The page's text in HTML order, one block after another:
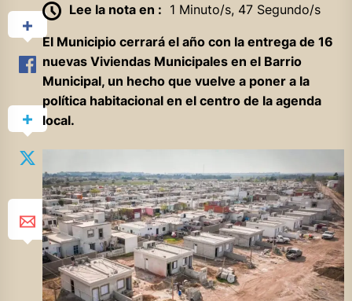
Lee la nota en : 1 Minuto/s, 47 Segundo/s
El Municipio cerrará el año con la entrega de 16
nuevas Viviendas Municipales en el Barrio
Municipal, un hecho que vuelve a poner a la
política habitacional en el centro de la agenda
local.